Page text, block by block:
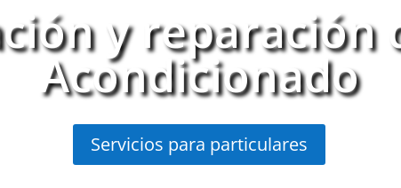
y reparación
Acondicionado
Servicios para particulares